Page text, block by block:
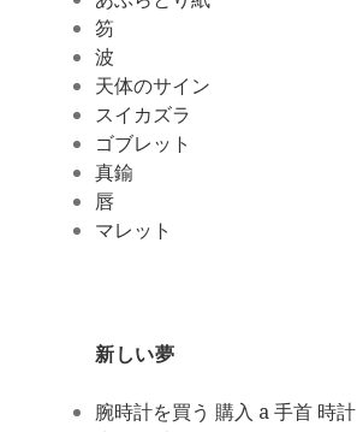
笏
波
天体のサイン
スイカズラ
ゴブレット
真鍮
唇
マレット
新しい夢
腕時計を買う 購入 a 手首 時計